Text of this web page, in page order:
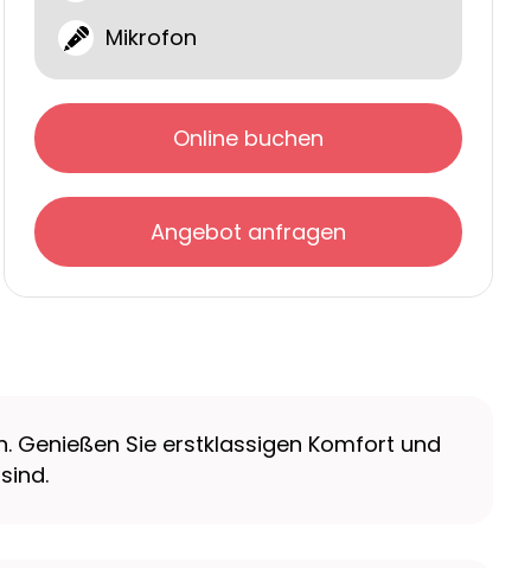
Mikrofon
Online buchen
Angebot anfragen
Genießen Sie erstklassigen Komfort und